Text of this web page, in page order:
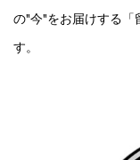
の"今"をお届けする「
す。